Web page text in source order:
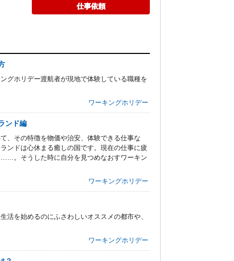
仕事依頼
グホリデー渡航者が現地で体験している職種を
ワーキングホリデー
ンド編
、その特徴を物価や治安、体験できる仕事な
ンドは心休まる癒しの国です。現在の仕事に疲
。そうした時に自分を見つめなおすワーキン
ワーキングホリデー
活を始めるのにふさわしいオススメの都市や、
ワーキングホリデー